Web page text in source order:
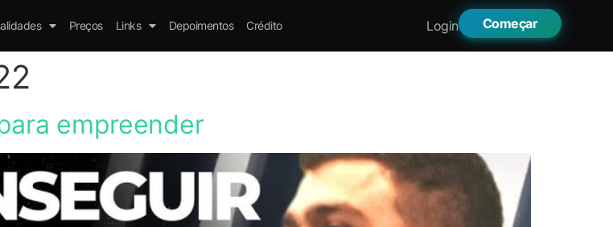
Preços Links Depoimentos Crédito Login Começar
empreender